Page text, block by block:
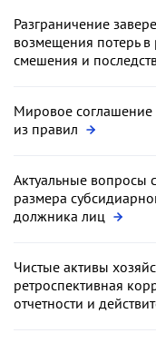
Разграничение
возмещения потерь
смешения и
Мировое соглашение
из правил
Актуальные вопросы
размера
должника лиц
Чистые активы
ретроспективная
отчетности и